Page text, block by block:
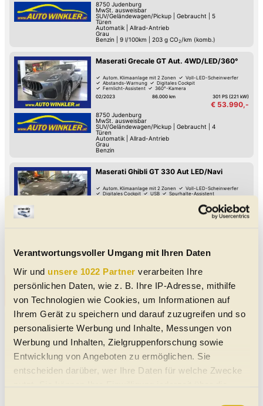
Verantwortungsvoller Umgang mit Ihren Daten
Wir und unsere 1022 Partner verarbeiten Ihre
persönlichen Daten, wie z. B. Ihre IP-Adresse, mithilfe
von Technologien wie Cookies, um Informationen auf
Ihrem Gerät zu speichern und darauf zuzugreifen und so
personalisierte Werbung und Inhalte, Messungen von
Werbung und Inhalten, Zielgruppenforschung sowie
Entwicklung von Angeboten zu ermöglichen. Sie
entscheiden darüber, wer Ihre Daten für welche Zwecke
8750 Judenburg
MwSt. ausweisbar
SUV/Geländewagen/Pickup| Gebraucht
5
Türen
Automatik| Allrad-Antrieb
Grau
Benzin
9 l/100km 203 g CO2 /km (komb.)
Maserati Grecale GT Aut. 4WD/LED/360°
Autom. Klimaanlage mit 2 Zonen
Voll-LED-Scheinwerfer
Abstands-Warnung
Digitales Cockpit
Fernlicht-Assistent
360°-Kamera
Verkehrszeichen-Erkennung
02/2023 86.000 km 301 PS (221 kW)
€ 53.990,-
8750 Judenburg
MwSt. ausweisbar
SUV/Geländewagen/Pickup| Gebraucht
4
Türen
Automatik| Allrad-Antrieb
Grau
Benzin
Maserati Ghibli GT 330 Aut LED/Navi
Autom. Klimaanlage mit 2 Zonen
Voll-LED-Scheinwerfer
Digitales Cockpit
USB
Spurhalte-Assistent
330 PS (243 kW)
€ 39.990,-
Grau
Benzin |9.6 l/100km |228 g CO /km (komb.)
Alle Maserati Gebrauchtwagen in der Nähe von
Gröbming
Unsere Maserati Meldungen
Maserati: Das Dreizack-Logo wird
100 Jahre alt
Zum Jubiläum des berühmten Symbols
gibt es Italien sogar eine Briefmarke